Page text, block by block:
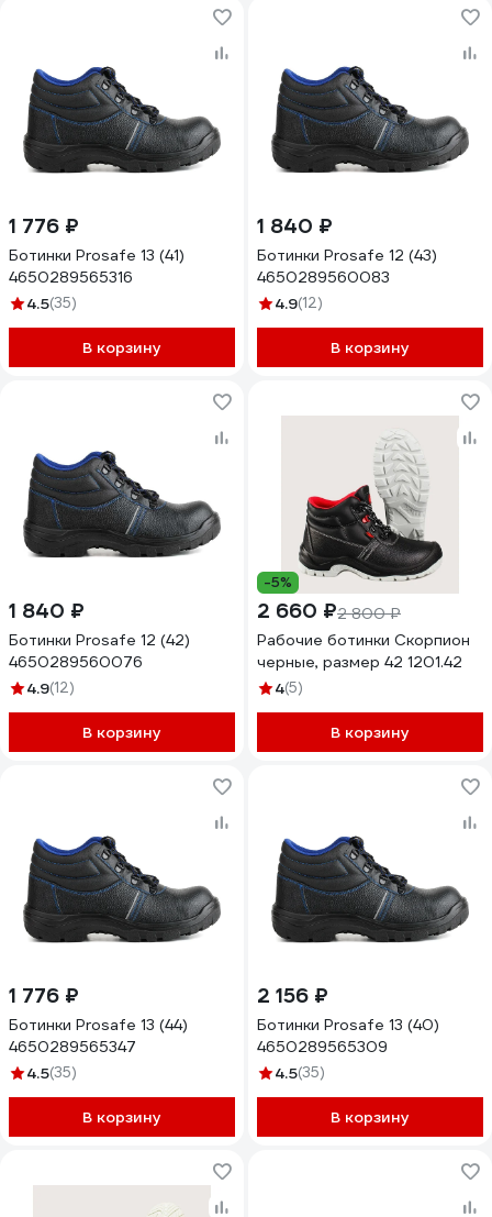
1 776 ₽
Ботинки Prosafe 13 (41)
4650289565316
4.5(35)
В корзину
1 840 ₽
Ботинки Prosafe 12 (43)
4650289560083
4.9(12)
В корзину
1 840 ₽
Ботинки Prosafe 12 (42)
4650289560076
4.9(12)
В корзину
-5%
2 660 ₽2 800 ₽
Рабочие ботинки Скорпион
черные, размер 42 1201.42
4(5)
В корзину
1 776 ₽
Ботинки Prosafe 13 (44)
4650289565347
4.5(35)
В корзину
2 156 ₽
Ботинки Prosafe 13 (40)
4650289565309
4.5(35)
В корзину